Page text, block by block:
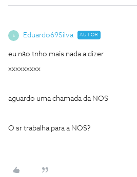
E Eduardo69Silva AUTOR
eu não tnho mais nada a dizer
xxxxxxxxx
aguardo uma chamada da NOS
O sr trabalha para a NOS?